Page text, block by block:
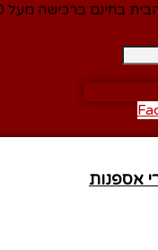
בחינם ברכישה מעל 400 ₪
אספנות